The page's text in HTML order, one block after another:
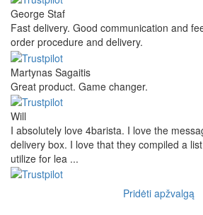
George Staf
Fast delivery. Good communication and
order procedure and delivery.
Martynas Sagaitis
Great product. Game changer.
Will
I absolutely love 4barista. I love the
delivery box. I love that they compiled a
utilize for lea ...
Pridėti apžvalgą